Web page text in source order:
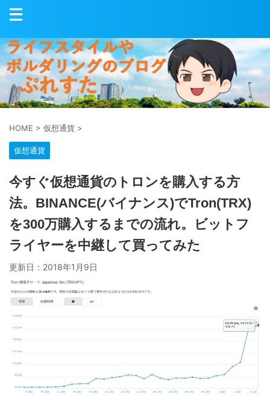
HOME > 仮想通貨 >
仮想通貨
今すぐ仮想通貨のトロンを購入する方
法。BINANCE(バイナンス)でTron(TRX)
を300万購入するまでの流れ。ビットフ
ライヤーを中継して買ってみた
更新日： 2018年1月9日